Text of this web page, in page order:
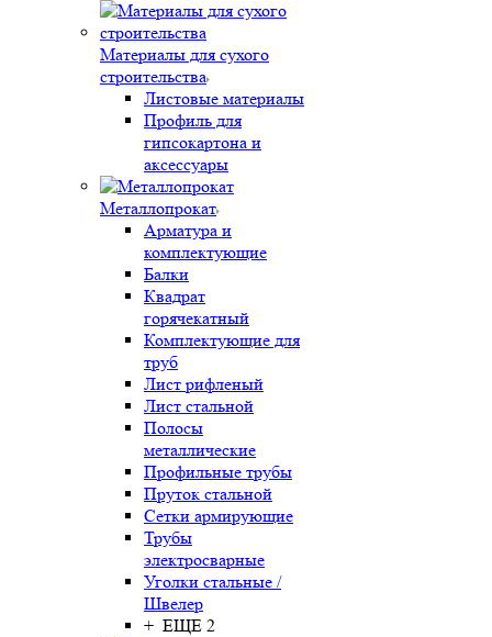
Материалы для сухого
строительства
Листовые материалы
Профиль для
гипсокартона и
аксессуары
Металлопрокат
Арматура и
комплектующие
Балки
Квадрат
горячекатный
Комплектующие для
труб
Лист рифленый
Лист стальной
Полосы
металлические
Профильные трубы
Пруток стальной
Сетки армирующие
Трубы
электросварные
Уголки стальные /
Швелер
+ ЕЩЕ 2